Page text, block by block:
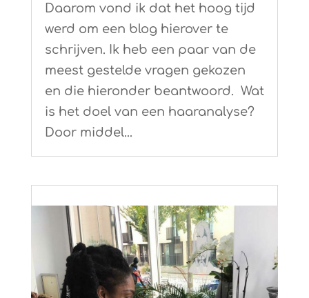
Daarom vond ik dat het hoog tijd
werd om een blog hierover te
schrijven. Ik heb een paar van de
meest gestelde vragen gekozen
en die hieronder beantwoord. Wat
is het doel van een haaranalyse?
Door middel...